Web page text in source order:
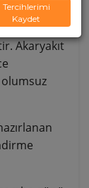
fiyatları
Akaryakıt
Tercihlerimi
Kaydet